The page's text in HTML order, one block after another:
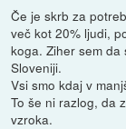
Če je skrb za
več kot 20% ljudi,
koga. Ziher sem
Sloveniji.
Vsi smo kdaj v
To še ni razlog, da
vzroka.